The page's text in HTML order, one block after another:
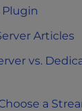
Articles
vs.
a